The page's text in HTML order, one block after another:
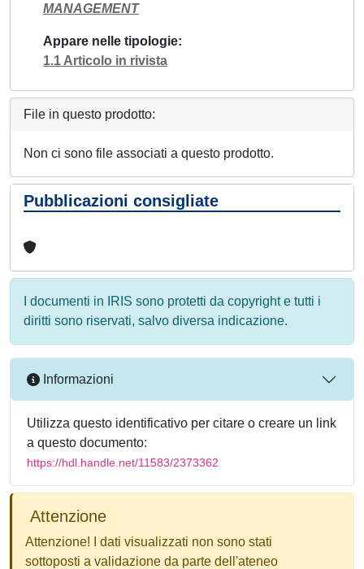
MANAGEMENT
Appare nelle tipologie
1.1 Articolo in rivista
File in questo prodotto:
Non ci sono file associati a questo prodotto.
Pubblicazioni consigliate
I documenti in IRIS sono protetti da copyright e tutti i
diritti sono riservati, salvo diversa indicazione.
Informazioni
Utilizza questo identificativo per citare o creare un link
a questo documento:
https://hdl.handle.net/11583/2373362
Attenzione
Attenzione! I dati visualizzati non sono stati
sottoposti a validazione da parte dell'ateneo